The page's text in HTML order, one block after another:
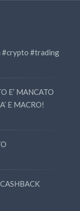
#crypto #trading
E’ MANCATO
E MACRO!